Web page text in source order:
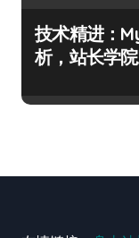
技术精进：
析，站长学